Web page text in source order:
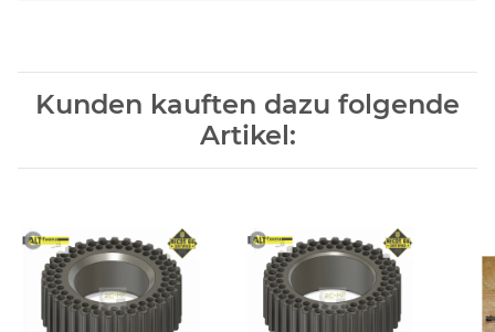
Kunden kauften dazu folgende
Artikel: